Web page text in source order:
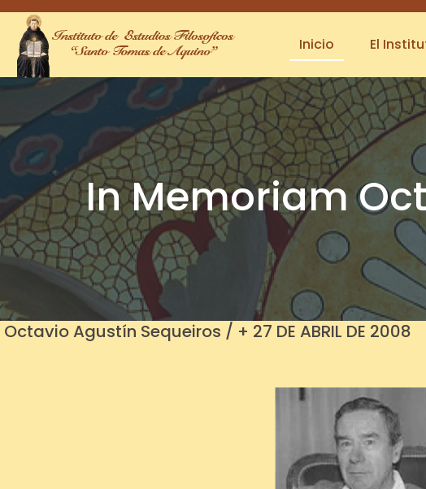
Inicio El
In Memoriam
Octavio Agustín Sequeiros / + 27 DE ABRIL DE 2008